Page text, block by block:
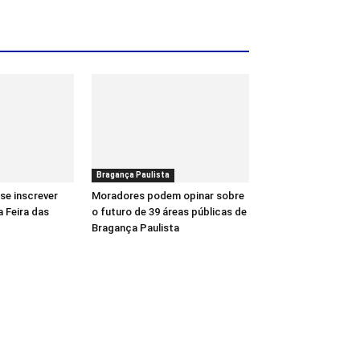
inscrever
Feira das
Bragança Paulista
Moradores podem opinar sobre
o futuro de 39 áreas públicas de
Bragança Paulista